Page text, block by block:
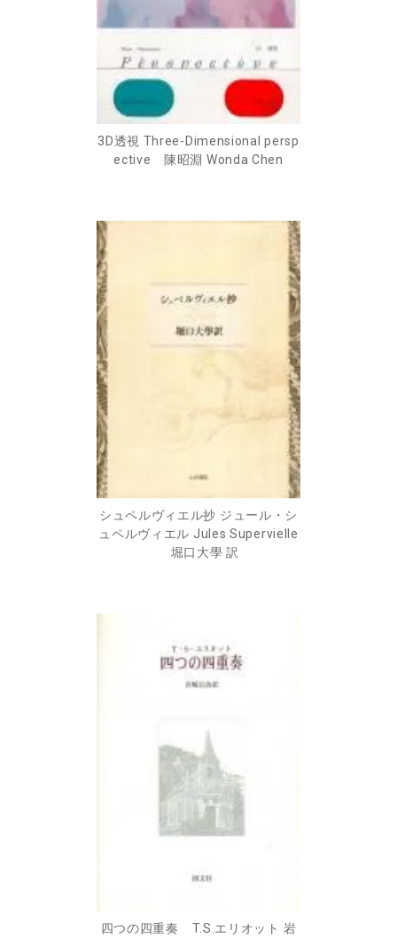
3D透視 Three-Dimensional persp
ective 陳昭淵 Wonda Chen
シュペルヴィエル抄 ジュール・シ
ュペルヴィエル Jules Supervielle
堀口大學 訳
四つの四重奏 T.S.エリオット 岩